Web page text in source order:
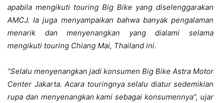
apabila mengikuti touring Big Bike yang diselenggarakan
AMCJ. Ia juga menyampaikan bahwa banyak pengalaman
menarik dan menyenangkan yang dialami selama
mengikuti touring Chiang Mai, Thailand ini.
“Selalu menyenangkan jadi konsumen Big Bike Astra Motor
Center Jakarta. Acara touringnya selalu diatur sedemikian
rupa dan menyenangkan kami sebagai konsumennya”, ujar